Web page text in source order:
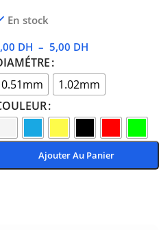
En stock
DH – 5,00 DH
0.51mm
1.02mm
Ajouter Au Panier